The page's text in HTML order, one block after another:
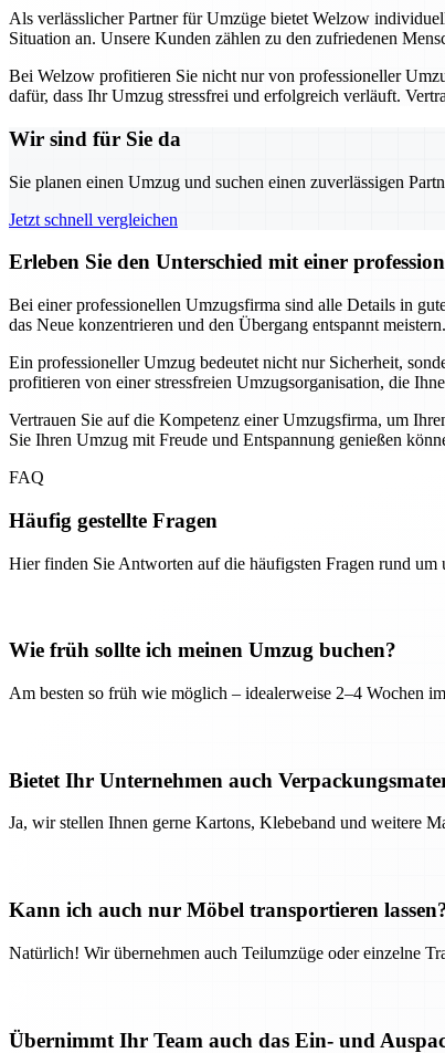
Als verlässlicher Partner für Umzüge bietet Welzow
Situation an. Unsere Kunden zählen zu den zufriedenen
Bei Welzow profitieren Sie nicht nur von professioneller
dafür, dass Ihr Umzug stressfrei und erfolgreich verläuft.
Wir sind für Sie da
Sie planen einen Umzug und suchen einen zuverlässigen
Jetzt schnell vergleichen
Erleben Sie den Unterschied mit einer
Bei einer professionellen Umzugsfirma sind alle Details in
das Neue konzentrieren und den Übergang entspannt meistern.
Ein professioneller Umzug bedeutet nicht nur Sicherheit,
profitieren von einer stressfreien Umzugsorganisation, die
Vertrauen Sie auf die Kompetenz einer Umzugsfirma, um
Sie Ihren Umzug mit Freude und Entspannung genießen
FAQ
Häufig gestellte Fragen
Hier finden Sie Antworten auf die häufigsten Fragen rund um
Wie früh sollte ich meinen Umzug buchen?
Am besten so früh wie möglich – idealerweise 2–4 Wochen
Bietet Ihr Unternehmen auch
Ja, wir stellen Ihnen gerne Kartons, Klebeband und weitere
Kann ich auch nur Möbel transportieren
Natürlich! Wir übernehmen auch Teilumzüge oder einzelne
Übernimmt Ihr Team auch das Ein- und